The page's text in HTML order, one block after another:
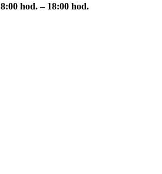
8:00 hod. – 18:00 hod.